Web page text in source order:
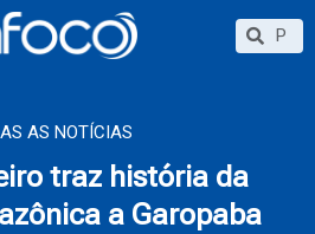
Search
AS NOTÍCIAS
traz história da
a Garopaba